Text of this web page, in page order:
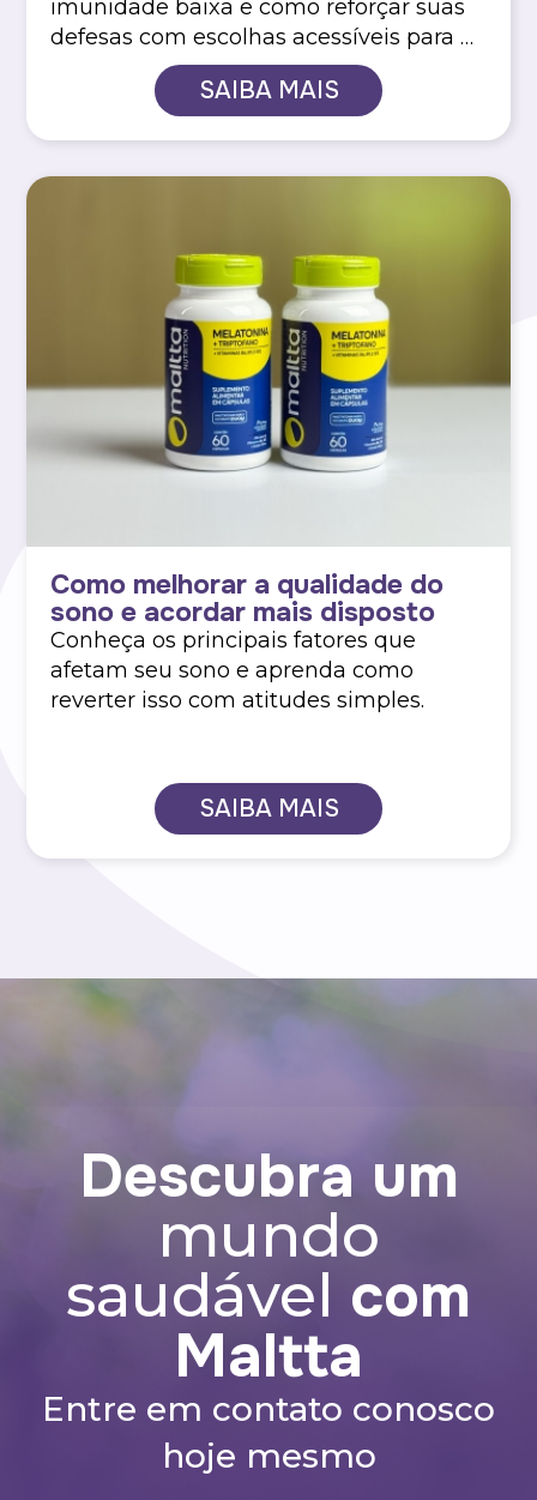
imunidade baixa e como reforçar suas
defesas com escolhas acessíveis para o
SAIBA MAIS
Como melhorar a qualidade do
sono e acordar mais disposto
Conheça os principais fatores que
afetam seu sono e aprenda como
reverter isso com atitudes simples.
SAIBA MAIS
Descubra um
mundo
saudável com
Maltta
Entre em contato conosco
hoje mesmo